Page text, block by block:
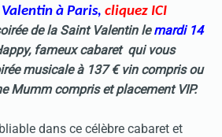
à Paris, cliquez ICI
de la Saint Valentin lemardi 14
fameux cabaret qui vous
musicale à 137 € vin compris ou
Mumm compris et placement VIP.
dans ce célèbre cabaret et